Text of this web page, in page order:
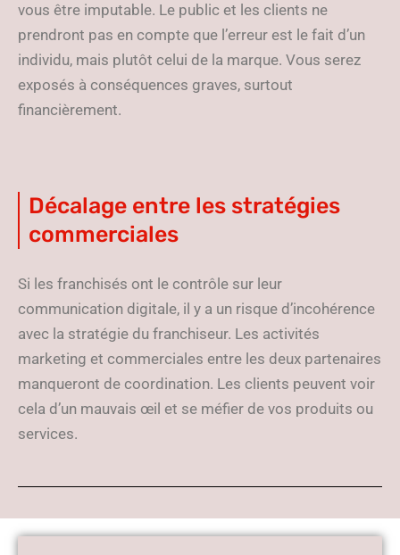
vous être imputable. Le public et les clients ne
prendront pas en compte que l’erreur est le fait d’un
individu, mais plutôt celui de la marque. Vous serez
exposés à conséquences graves, surtout
financièrement.
Décalage entre les stratégies
commerciales
Si les franchisés ont le contrôle sur leur
communication digitale, il y a un risque d’incohérence
avec la stratégie du franchiseur. Les activités
marketing et commerciales entre les deux partenaires
manqueront de coordination. Les clients peuvent voir
cela d’un mauvais œil et se méfier de vos produits ou
services.